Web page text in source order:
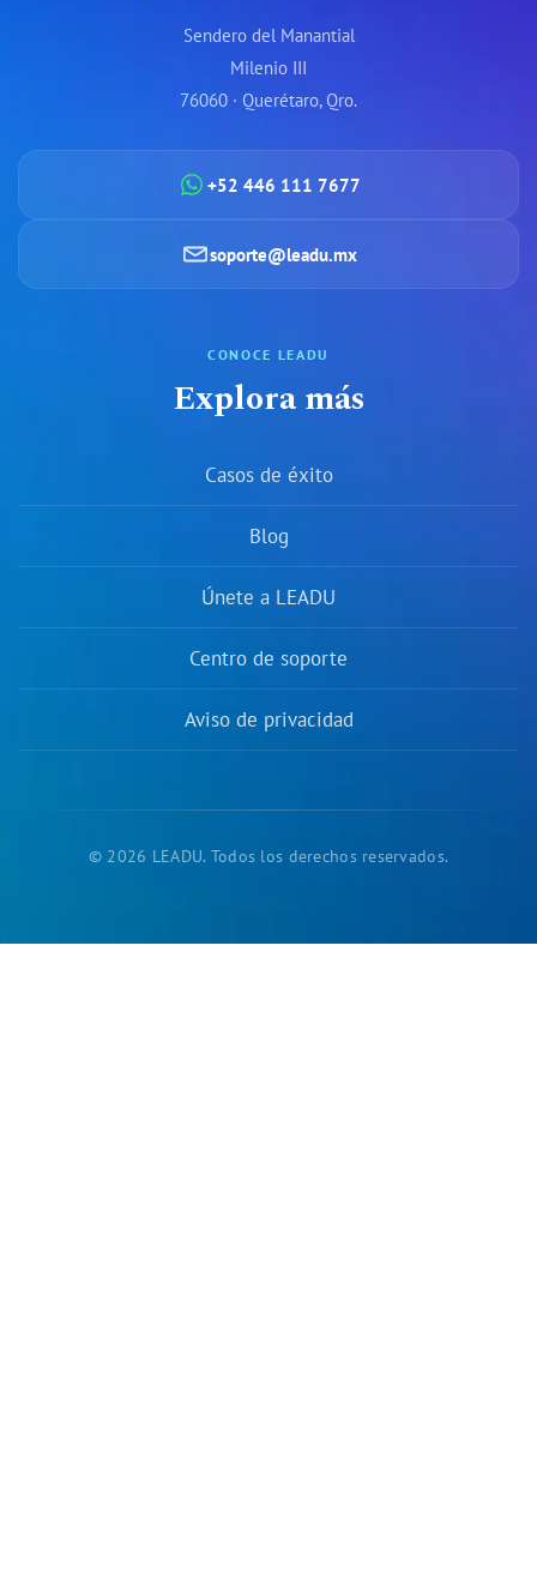
Sendero del Manantial
Milenio III
76060 · Querétaro, Qro.
+52 446 111 7677
soporte@leadu.mx
CONOCE LEADU
Explora más
Casos de éxito
Blog
Únete a LEADU
Centro de soporte
Aviso de privacidad
© 2026 LEADU. Todos los derechos reservados.